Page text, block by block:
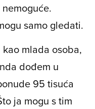
samo gledati.
mlada osoba,
dođem u
95 tisuća
ja mogu s tim